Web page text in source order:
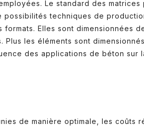
Le standard des matrices
techniques de
Elles sont dimensionnées
les éléments sont
des applications de béton sur
de manière optimale, les coûts